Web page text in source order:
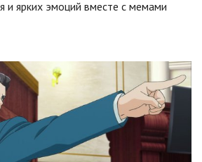
и ярких эмоций вместе с мемами